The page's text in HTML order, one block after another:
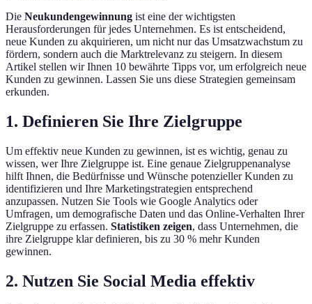
Die Neukundengewinnung ist eine der wichtigsten
Herausforderungen für jedes Unternehmen. Es ist entscheidend,
neue Kunden zu akquirieren, um nicht nur das Umsatzwachstum zu
fördern, sondern auch die Marktrelevanz zu steigern. In diesem
Artikel stellen wir Ihnen 10 bewährte Tipps vor, um erfolgreich neue
Kunden zu gewinnen. Lassen Sie uns diese Strategien gemeinsam
erkunden.
1. Definieren Sie Ihre Zielgruppe
Um effektiv neue Kunden zu gewinnen, ist es wichtig, genau zu
wissen, wer Ihre Zielgruppe ist. Eine genaue Zielgruppenanalyse
hilft Ihnen, die Bedürfnisse und Wünsche potenzieller Kunden zu
identifizieren und Ihre Marketingstrategien entsprechend
anzupassen. Nutzen Sie Tools wie Google Analytics oder
Umfragen, um demografische Daten und das Online-Verhalten Ihrer
Zielgruppe zu erfassen. Statistiken zeigen, dass Unternehmen, die
ihre Zielgruppe klar definieren, bis zu 30 % mehr Kunden
gewinnen.
2. Nutzen Sie Social Media effektiv